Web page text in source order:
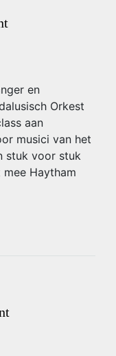
en
Orkest
aan
musici van het
stuk voor stuk
Haytham